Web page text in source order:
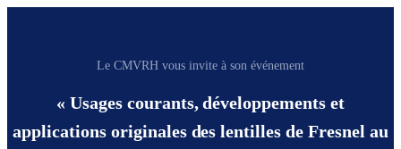
Le CMVRH vous invite à son événement
« Usages courants, développements et
applications originales des lentilles de Fresnel au